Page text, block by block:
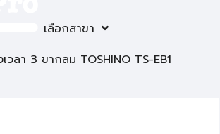
เลือกสาขา
วลา 3 ขากลม TOSHINO TS-EB1